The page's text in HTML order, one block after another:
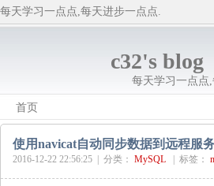
每天学习一点点,每天进步一点点.
c32's blog
每天学习一点点
首页
使用navicat自动同步数据到远程服
2016-12-22 22:56:25 | 分类： MySQL 标签：